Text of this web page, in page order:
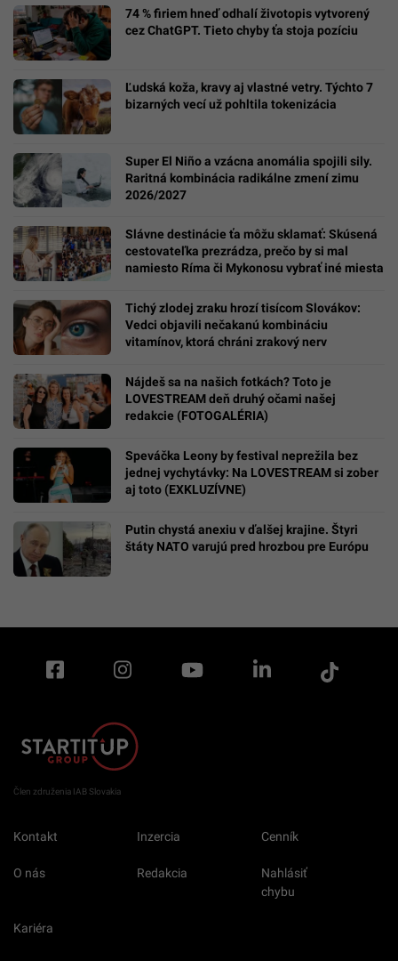
74 % firiem hneď odhalí životopis vytvorený
cez ChatGPT. Tieto chyby ťa stoja pozíciu
Ľudská koža, kravy aj vlastné vetry. Týchto 7
bizarných vecí už pohltila tokenizácia
Super El Niño a vzácna anomália spojili sily.
Raritná kombinácia radikálne zmení zimu
2026/2027
Slávne destinácie ťa môžu sklamať: Skúsená
cestovateľka prezrádza, prečo by si mal
namiesto Ríma či Mykonosu vybrať iné miesta
Tichý zlodej zraku hrozí tisícom Slovákov:
Vedci objavili nečakanú kombináciu
vitamínov, ktorá chráni zrakový nerv
Nájdeš sa na našich fotkách? Toto je
LOVESTREAM deň druhý očami našej
redakcie (FOTOGALÉRIA)
Speváčka Leony by festival neprežila bez
jednej vychytávky: Na LOVESTREAM si zober
aj toto (EXKLUZÍVNE)
Putin chystá anexiu v ďalšej krajine. Štyri
štáty NATO varujú pred hrozbou pre Európu
Člen združenia IAB Slovakia
Kontakt Inzercia Cenník
O nás Redakcia
Nahlásiť
chybu
Kariéra